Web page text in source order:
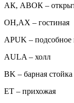
АК, АВОК –
ОН,AX – гостиная
APUK –
AULA – холл
BK – барная стойка
ET – прихожая